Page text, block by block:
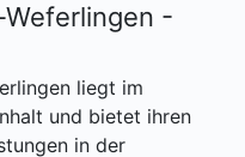
-
liegt im
und bietet ihren
in der